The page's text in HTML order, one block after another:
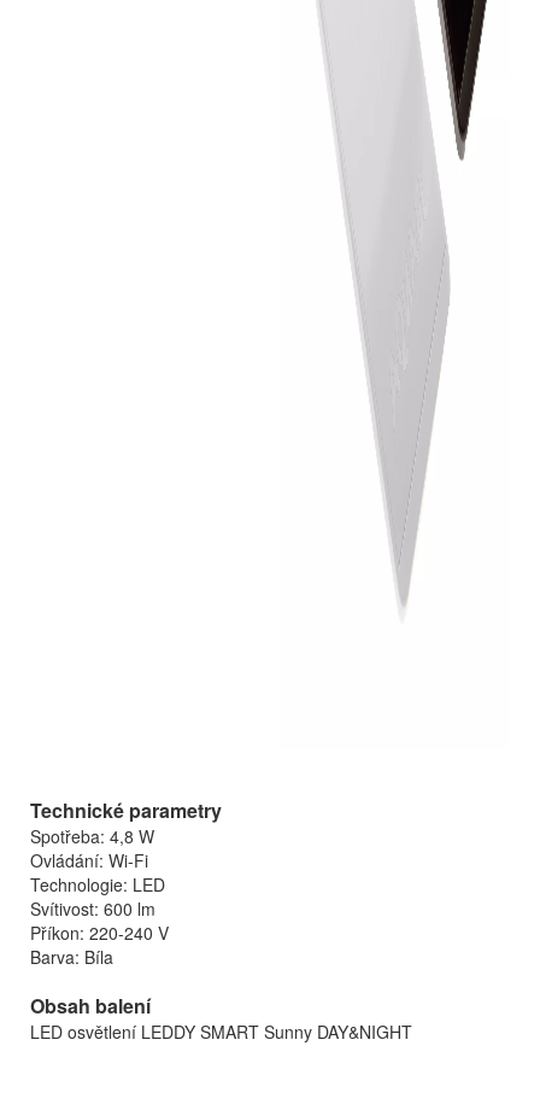
Technické parametry
Spotřeba: 4,8 W
Ovládání: Wi-Fi
Technologie: LED
Svítivost: 600 lm
Příkon: 220-240 V
Barva: Bíla
Obsah balení
LED osvětlení LEDDY SMART Sunny DAY&NIGHT